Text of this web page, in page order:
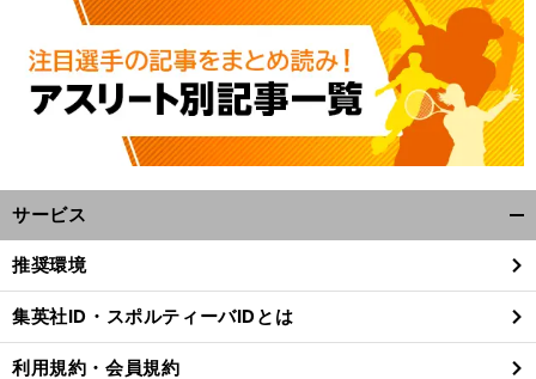
サービス
閉
る
推奨環境
集英社ID・スポルティーバIDとは
利用規約・会員規約